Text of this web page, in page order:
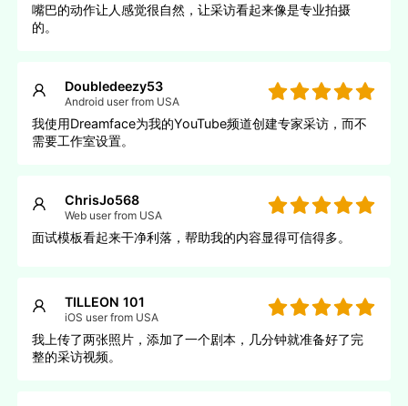
嘴巴的动作让人感觉很自然，让采访看起来像是专业拍摄
的。
Doubledeezy53
Android user from USA
我使用Dreamface为我的YouTube频道创建专家采访，而不
需要工作室设置。
ChrisJo568
Web user from USA
面试模板看起来干净利落，帮助我的内容显得可信得多。
TILLEON 101
iOS user from USA
我上传了两张照片，添加了一个剧本，几分钟就准备好了完
整的采访视频。